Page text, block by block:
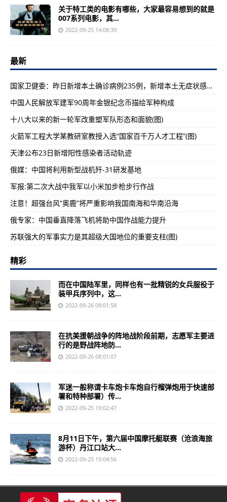
关于特工类的电影有哪些，大家最容易想到的就是
007系列电影，其...
2022-09-25 14:08:39
最新
国家卫健委：昨日新增本土确诊病例235例，新增本土无症状感染者597例
中国人民解放军建军90周年金银纪念币描绘军种构成
十八大以来的新一轮军改重塑军队形态和面貌(图)
火箭军工程大学某教研室教授入选“国家百千万人才工程”(图)
天津公布23日新增阳性感染者活动轨迹
俄媒：中国将利用新型战机歼-31研发基地
军报:第二次大战中我军以小米加步枪步行作战
注意！超强台风“奥鹿”将严重影响我国南海和华南沿海
俄专家：中国垂直降落飞机将助中国作战能力提升
苏联强大的军事实力是其超级大国地位的重要支柱(图)
精彩
而在中国陆军里，同样也有一批精锐的女兵服役于
装甲兵序列中，这...
2022-09-26 09:01:58
在抗美援朝战争的阵地战阶段前期，志愿军主要进
行的是野战阵地防...
2022-09-26 08:01:07
军迷一般称谓卡车炮卡车炮自行榴弹炮用于快速部
署和特种部署）传...
2022-09-25 19:02:47
8月11日下午，第六届中国摩托艇联赛（沧浪海旅
游杯）丹江口站大...
2022-09-25 15:04:56